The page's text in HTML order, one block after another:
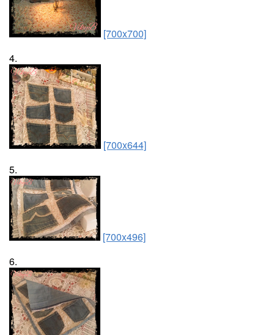
[700x700]
4.
[700x644]
5.
[700x496]
6.